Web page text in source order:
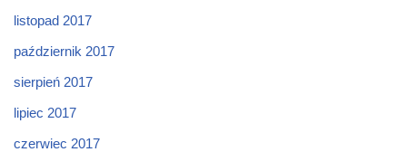
listopad 2017
październik 2017
sierpień 2017
lipiec 2017
czerwiec 2017